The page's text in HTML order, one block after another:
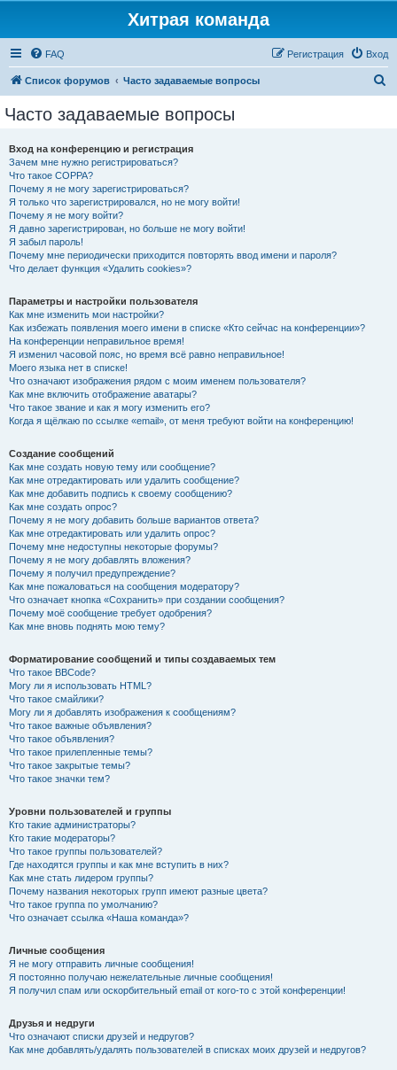
Хитрая команда
FAQ Вход
Регистрация
Список форумов Часто задаваемые вопросы
Часто задаваемые вопросы
Вход на конференцию и регистрация
Зачем мне нужно регистрироваться?
Что такое COPPA?
Почему я не могу зарегистрироваться?
Я только что зарегистрировался, но не могу войти!
Почему я не могу войти?
Я давно зарегистрирован, но больше не могу войти!
Я забыл пароль!
Почему мне периодически приходится повторять ввод имени и пароля?
Что делает функция «Удалить cookies»?
Параметры и настройки пользователя
Как мне изменить мои настройки?
Как избежать появления моего имени в списке «Кто сейчас на конференции»?
На конференции неправильное время!
Я изменил часовой пояс, но время всё равно неправильное!
Моего языка нет в списке!
Что означают изображения рядом с моим именем пользователя?
Как мне включить отображение аватары?
Что такое звание и как я могу изменить его?
Когда я щёлкаю по ссылке «email», от меня требуют войти на конференцию!
Создание сообщений
Как мне создать новую тему или сообщение?
Как мне отредактировать или удалить сообщение?
Как мне добавить подпись к своему сообщению?
Как мне создать опрос?
Почему я не могу добавить больше вариантов ответа?
Как мне отредактировать или удалить опрос?
Почему мне недоступны некоторые форумы?
Почему я не могу добавлять вложения?
Почему я получил предупреждение?
Как мне пожаловаться на сообщения модератору?
Что означает кнопка «Сохранить» при создании сообщения?
Почему моё сообщение требует одобрения?
Как мне вновь поднять мою тему?
Форматирование сообщений и типы создаваемых тем
Что такое BBCode?
Могу ли я использовать HTML?
Что такое смайлики?
Могу ли я добавлять изображения к сообщениям?
Что такое важные объявления?
Что такое объявления?
Что такое прилепленные темы?
Что такое закрытые темы?
Что такое значки тем?
Уровни пользователей и группы
Кто такие администраторы?
Кто такие модераторы?
Что такое группы пользователей?
Где находятся группы и как мне вступить в них?
Как мне стать лидером группы?
Почему названия некоторых групп имеют разные цвета?
Что такое группа по умолчанию?
Что означает ссылка «Наша команда»?
Личные сообщения
Я не могу отправить личные сообщения!
Я постоянно получаю нежелательные личные сообщения!
Я получил спам или оскорбительный email от кого-то с этой конференции!
Друзья и недруги
Что означают списки друзей и недругов?
Как мне добавлять/удалять пользователей в списках моих друзей и недругов?